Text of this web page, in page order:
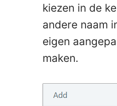
kiezen in de
andere naam
eigen
maken.